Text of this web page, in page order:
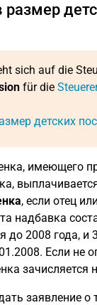
sich auf die
für die
детских
имеющего
, если отец
надбавка
до 2008 года, и
Если не
зачисляется
заявление о